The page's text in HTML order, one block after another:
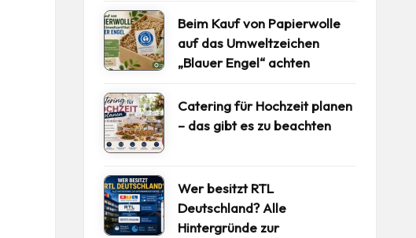
Beim Kauf von Papierwolle
auf das Umweltzeichen
„Blauer Engel“ achten
Catering für Hochzeit planen
– das gibt es zu beachten
Wer besitzt RTL
Deutschland? Alle
Hintergründe zur